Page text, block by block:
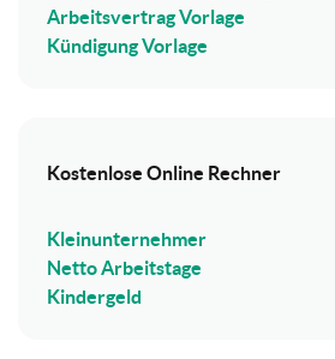
Arbeitsvertrag Vorlage
Kündigung Vorlage
Kostenlose Online Rechner
Kleinunternehmer
Netto Arbeitstage
Kindergeld